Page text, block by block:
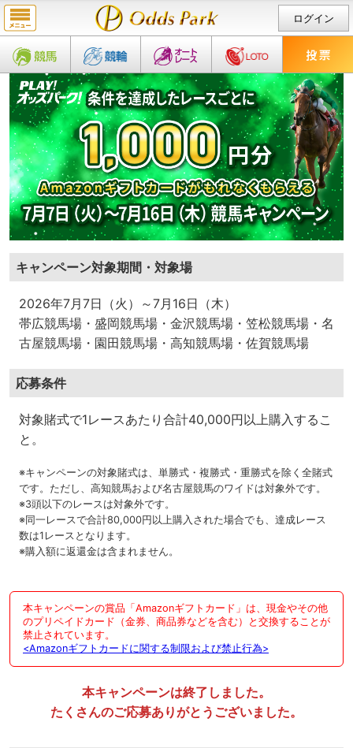
ログイン
キャンペーン対象期間・対象場
2026年7月7日（火）～7月16日（木）
帯広競馬場・盛岡競馬場・金沢競馬場・笠松競馬場・名
古屋競馬場・園田競馬場・高知競馬場・佐賀競馬場
応募条件
対象賭式で1レースあたり 合計40,000円以上購入するこ
と。
※キャンペーンの対象賭式は、単勝式・複勝式・重勝式を除く全賭式
です。ただし、高知競馬および名古屋競馬のワイドは対象外です。
※3頭以下のレースは対象外です。
※同一レースで合計80,000円以上購入された場合でも、達成レース
数は1レースとなります。
※購入額に返還金は含まれません。
本キャンペーンの賞品「Amazonギフトカード」は、現金やその他
のプリペイドカード（金券、商品券などを含む）と交換することが
禁止されています。
<Amazonギフトカードに関する制限および禁止行為>
本キャンペーンは終了しました。
たくさんのご応募ありがとうございました。